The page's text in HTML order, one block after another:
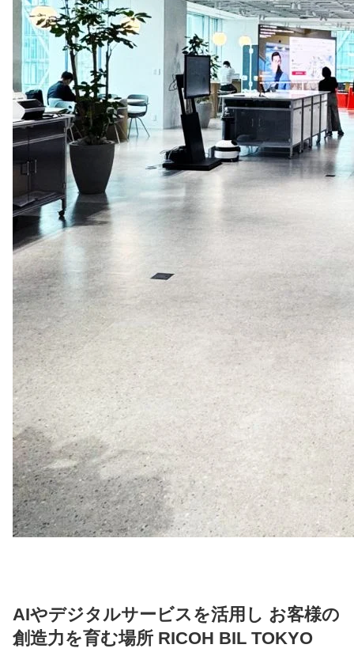
AIやデジタルサービスを活用し お客様の
創造力を育む場所 RICOH BIL TOKYO